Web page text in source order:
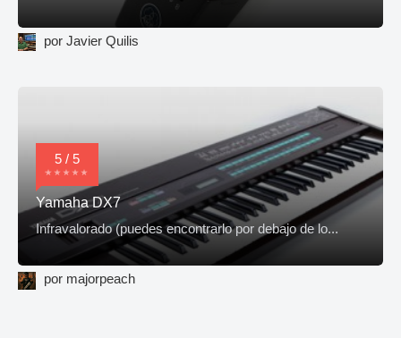
por Javier Quilis
5 / 5
Yamaha DX7
Infravalorado (puedes encontrarlo por debajo de lo...
por majorpeach